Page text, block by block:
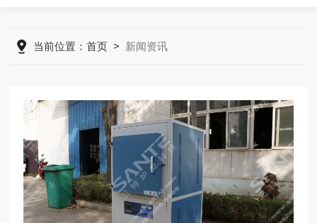
当前位置：首页 > 新闻资讯